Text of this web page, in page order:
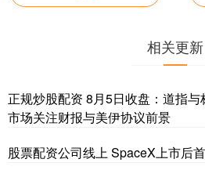
相关更新
正规炒股配资 8月5日收盘：道指与
市场关注财报与美伊协议前景
股票配资公司线上 SpaceX上市后